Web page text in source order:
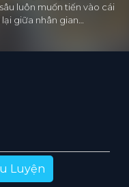
luôn muốn tiến vào cái
giữa nhân gian…
Luyện